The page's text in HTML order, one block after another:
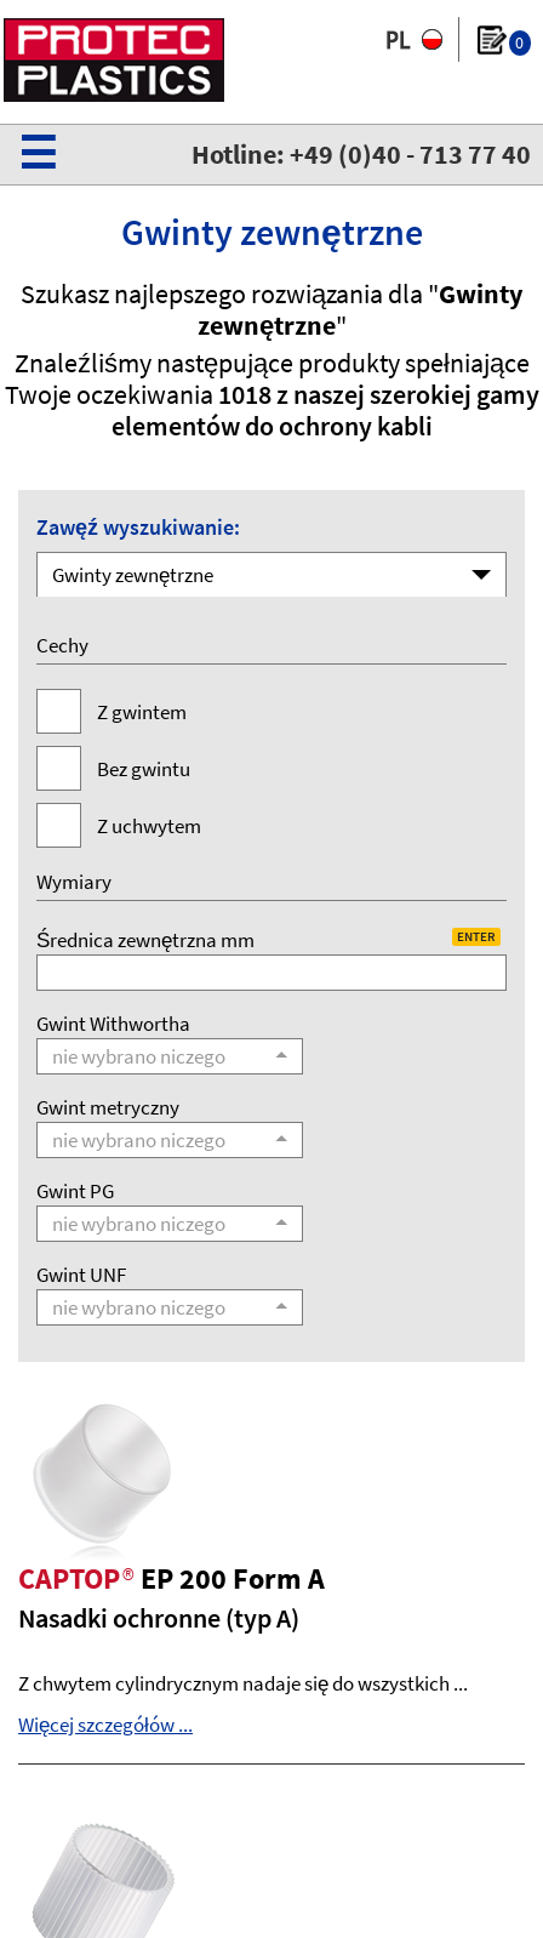
0
Hotline: +49 (0)40 - 713 77 40
☰
Gwinty zewnętrzne
Szukasz najlepszego rozwiązania dla "Gwinty
zewnętrzne"
Znaleźliśmy następujące produkty spełniające
Twoje oczekiwania 1018 z naszej szerokiej gamy
elementów do ochrony kabli
Zawęź wyszukiwanie:
Gwinty zewnętrzne
Cechy
Z gwintem
Bez gwintu
Z uchwytem
Wymiary
Średnica zewnętrzna mm ENTER
Gwint Withwortha
nie wybrano niczego
Gwint metryczny
nie wybrano niczego
Gwint PG
nie wybrano niczego
Gwint UNF
nie wybrano niczego
CAPTOP®EP 200 Form A
Nasadki ochronne (typ A)
Z chwytem cylindrycznym nadaje się do wszystkich ...
Więcej szczegółów ...